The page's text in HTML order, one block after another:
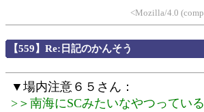
<Mozilla/4.0
【559】Re:日記のかんそう
▼場内注意６５さん：
>＞南海にSCみたいなやつってい